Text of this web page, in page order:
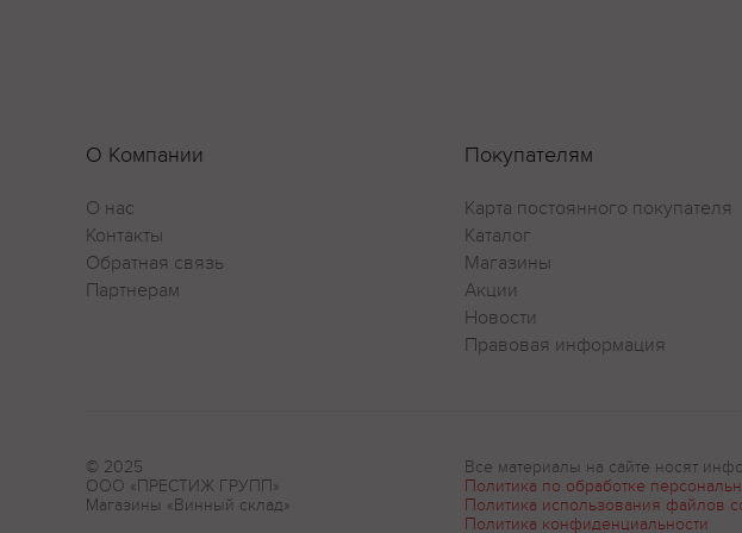
О Компании
О нас
Контакты
Обратная связь
Партнерам
Покупателям
Карта постоянного покупателя
Каталог
Магазины
Акции
Новости
Правовая информация
© 2025
ООО «ПРЕСТИЖ ГРУПП»
Магазины «Винный склад»
Все материалы на сайте носят
Политика по обработке
Политика использования файлов
Политика конфиденциальности